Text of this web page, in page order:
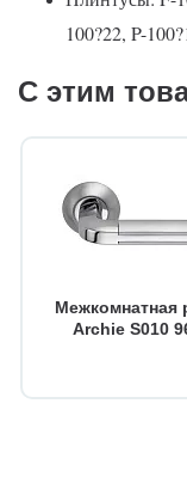
100?22, P-
С этим
Межкомнатная
Archie S010